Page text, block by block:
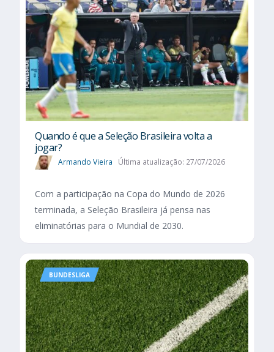
Quando é que a Seleção Brasileira volta a
jogar?
Armando Vieira Última atualização: 27/07/2026
Com a participação na Copa do Mundo de 2026
terminada, a Seleção Brasileira já pensa nas
eliminatórias para o Mundial de 2030.
BUNDESLIGA